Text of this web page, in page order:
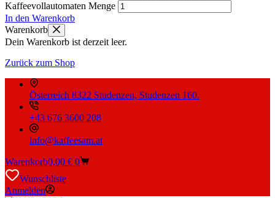
Kaffeevollautomaten Menge
In den Warenkorb
Warenkorb
Dein Warenkorb ist derzeit leer.
Zurück zum Shop
Österreich 8322 Studenzen, Studenzen 160.
+43 676 3600 208
info@kaffeesam.at
Warenkorb0,00 € 0
Wunschliste
Anmelden